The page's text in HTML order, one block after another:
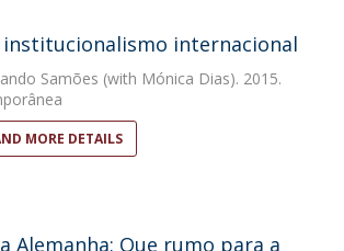
internacional
Samões (with Mónica Dias). 2015.
MORE DETAILS
Alemanha: Que rumo para a